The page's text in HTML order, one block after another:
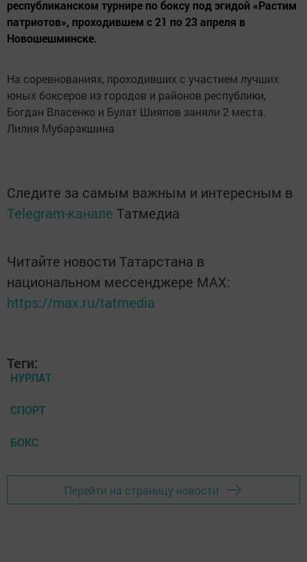
республиканском турнире по боксу под эгидой «Растим
патриотов», проходившем с 21 по 23 апреля в
Новошешминске.
На соревнованиях, проходивших с участием лучших
юных боксеров из городов и районов республики,
Богдан Власенко и Булат Шияпов заняли 2 места.
Лилия Мубаракшина
Следите за самым важным и интересным в
Telegram-канале Татмедиа
Читайте новости Татарстана в
национальном мессенджере MАХ:
https://max.ru/tatmedia
Теги:
НУРЛАТ
СПОРТ
БОКС
Перейти на страницу новости